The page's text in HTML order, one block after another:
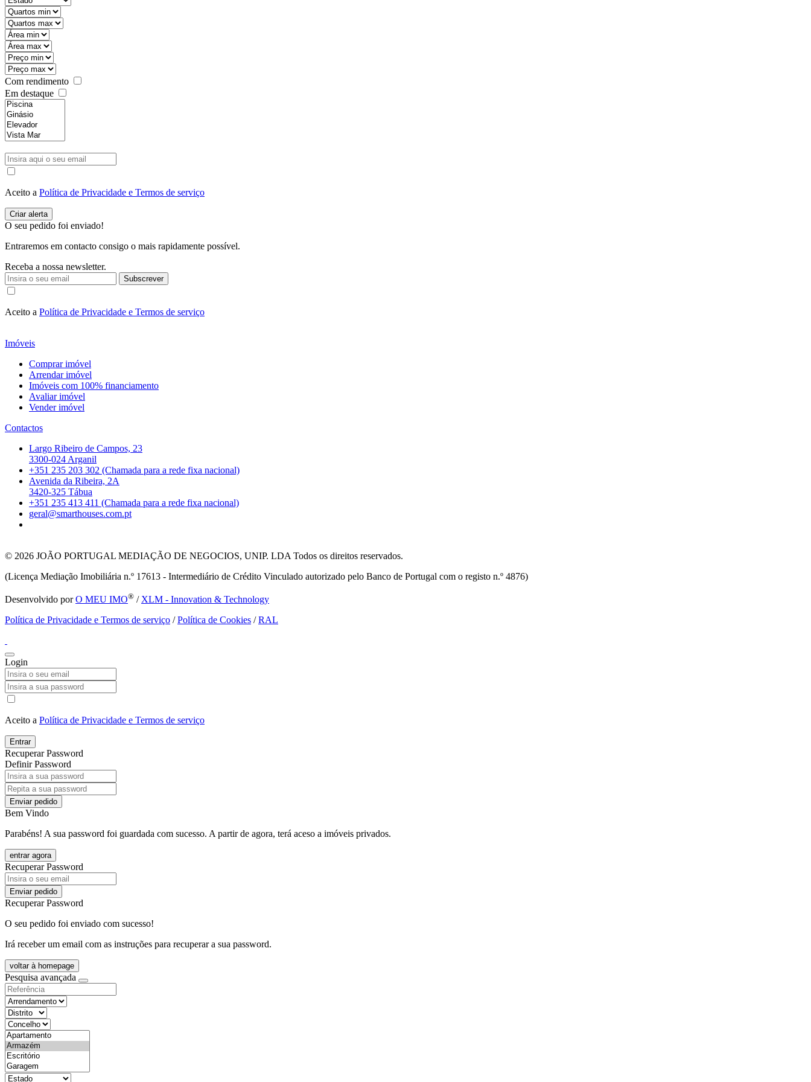
Com rendimento
Em destaque
Aceito a Política de Privacidade e Termos de serviço
O seu pedido foi enviado!
Entraremos em contacto consigo o mais rapidamente possível.
Receba a nossa newsletter.
Subscrever
Aceito a Política de Privacidade e Termos de serviço
Imóveis
Comprar imóvel
Arrendar imóvel
Imóveis com 100% financiamento
Avaliar imóvel
Vender imóvel
Contactos
Largo Ribeiro de Campos, 23
3300-024 Arganil
+351 235 203 302 (Chamada para a rede fixa nacional)
Avenida da Ribeira, 2A
3420-325 Tábua
+351 235 413 411 (Chamada para a rede fixa nacional)
geral@smarthouses.com.pt
© 2026 JOÃO PORTUGAL MEDIAÇÃO DE NEGOCIOS, UNIP. LDA Todos os direitos reservados.
(Licença Mediação Imobiliária n.º 17613 - Intermediário de Crédito Vinculado autorizado pelo Banco de Portugal com o registo n.º 4876)
Desenvolvido porO MEU IMO® / XLM - Innovation & Technology
Política de Privacidade e Termos de serviço /Política de Cookies /RAL
Login
Aceito a Política de Privacidade e Termos de serviço
Entrar
Recuperar Password
Definir Password
Enviar pedido
Bem Vindo
Parabéns! A sua password foi guardada com sucesso. A partir de agora, terá aceso a imóveis privados.
entrar agora
Recuperar Password
Enviar pedido
Recuperar Password
O seu pedido foi enviado com sucesso!
Irá receber um email com as instruções para recuperar a sua password.
voltar à homepage
Pesquisa avançada